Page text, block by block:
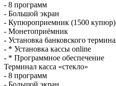
- 8 программ
- Большой экран
- Купюроприемник (1500 купюр)
- Монетоприёмник
- Установка банковского
- * Установка кассы online
- * Программное обеспечение
Терминал касса «стекло»
- 8 программ
- Большой экран